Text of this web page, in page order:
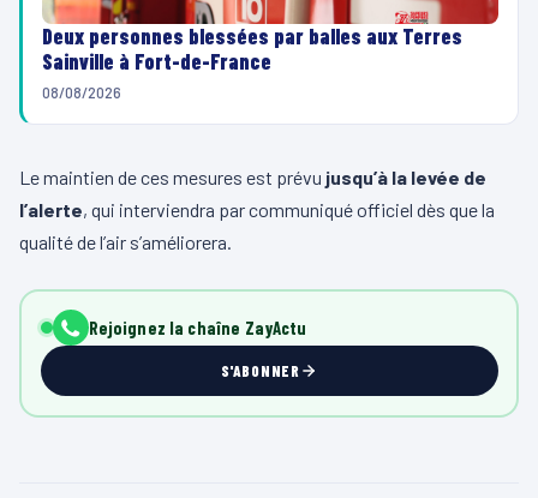
Deux personnes blessées par balles aux Terres
Sainville à Fort-de-France
08/08/2026
Le maintien de ces mesures est prévu jusqu’à la levée de
l’alerte, qui interviendra par communiqué officiel dès que la
qualité de l’air s’améliorera.
Rejoignez la chaîne ZayActu
S'ABONNER